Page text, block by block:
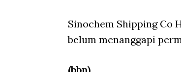
Sinochem Shipping Co
belum menanggapi